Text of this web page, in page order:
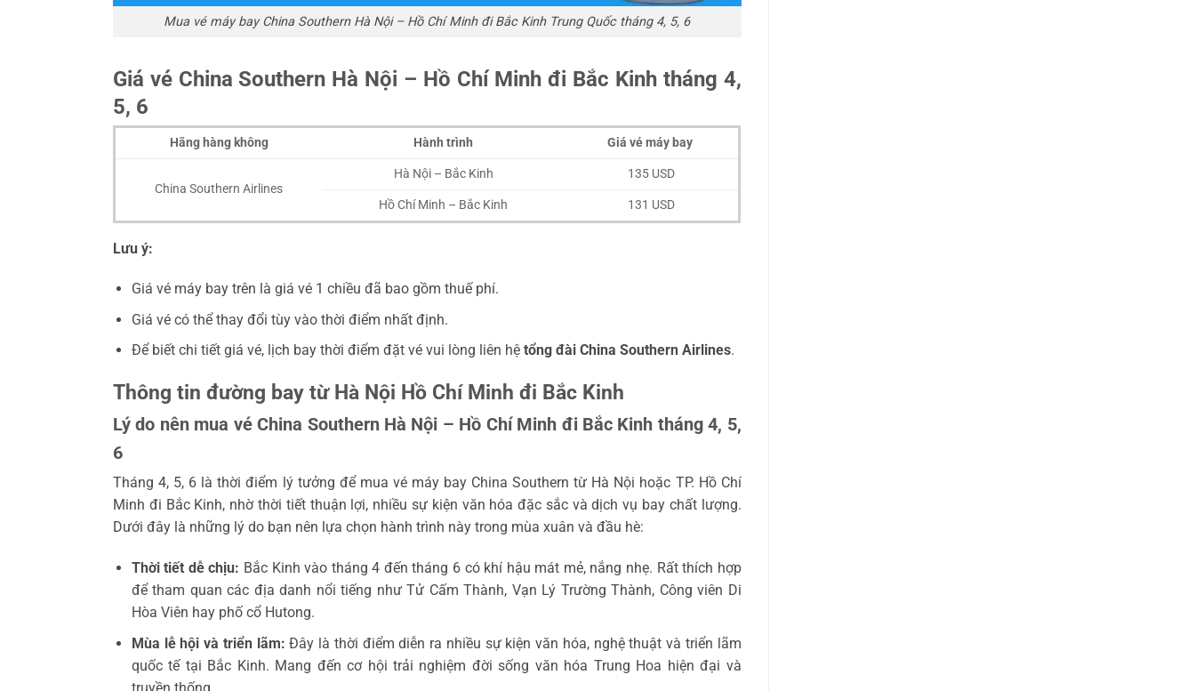
Mua vé máy bay China Southern Hà Nội – Hồ Chí Minh đi Bắc Kinh Trung Quốc tháng 4, 5, 6
Giá vé China Southern Hà Nội – Hồ Chí Minh đi Bắc Kinh tháng 4,
5, 6
Hãng hàng không Hành trình Giá vé máy bay
China Southern Airlines
Hà Nội – Bắc Kinh 135 USD
Hồ Chí Minh – Bắc Kinh 131 USD
Lưu ý:
Giá vé máy bay trên là giá vé 1 chiều đã bao gồm thuế phí.
Giá vé có thể thay đổi tùy vào thời điểm nhất định.
Để biết chi tiết giá vé, lịch bay thời điểm đặt vé vui lòng liên hệ tổng đài China Southern Airlines.
Thông tin đường bay từ Hà Nội Hồ Chí Minh đi Bắc Kinh
Lý do nên mua vé China Southern Hà Nội – Hồ Chí Minh đi Bắc Kinh tháng 4, 5,
6
Tháng 4, 5, 6 là thời điểm lý tưởng để mua vé máy bay China Southern từ Hà Nội hoặc TP. Hồ Chí
Minh đi Bắc Kinh, nhờ thời tiết thuận lợi, nhiều sự kiện văn hóa đặc sắc và dịch vụ bay chất lượng.
Dưới đây là những lý do bạn nên lựa chọn hành trình này trong mùa xuân và đầu hè:
Thời tiết dễ chịu: Bắc Kinh vào tháng 4 đến tháng 6 có khí hậu mát mẻ, nắng nhẹ. Rất thích hợp
để tham quan các địa danh nổi tiếng như Tử Cấm Thành, Vạn Lý Trường Thành, Công viên Di
Hòa Viên hay phố cổ Hutong.
Mùa lễ hội và triển lãm: Đây là thời điểm diễn ra nhiều sự kiện văn hóa, nghệ thuật và triển lãm
quốc tế tại Bắc Kinh. Mang đến cơ hội trải nghiệm đời sống văn hóa Trung Hoa hiện đại và
truyền thống.